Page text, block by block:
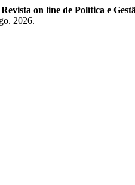
Revista on line de Política e
2026.